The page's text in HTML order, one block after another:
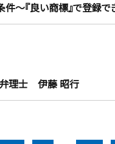
件～『良い商標』で登
理士 伊藤 昭行